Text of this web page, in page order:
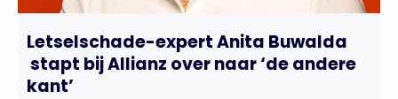
Letselschade-expert Anita Buwalda
stapt bij Allianz over naar ‘de andere
kant’